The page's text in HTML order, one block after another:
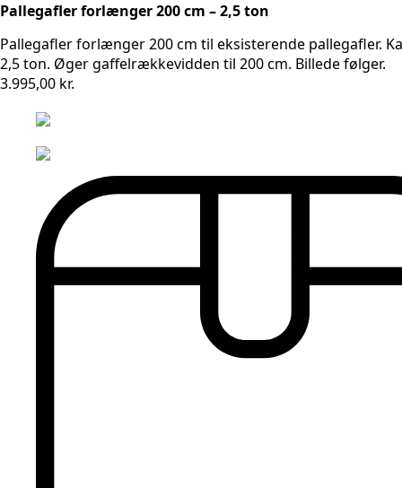
Pallegafler forlænger 200 cm – 2,5 ton
Pallegafler forlænger 200 cm til eksisterende pallegafler.
2,5 ton. Øger gaffelrækkevidden til 200 cm. Billede følger.
3.995,00 kr.